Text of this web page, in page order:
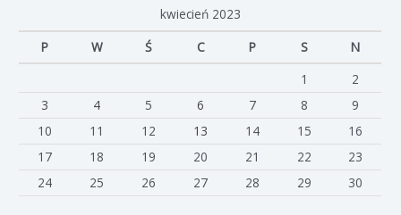
kwiecień 2023
P
W Ś C P S
N
1
2
3
4 5 6 7 8
9
10
11 12 13 14 15
16
17
18 19 20 21 22
23
24
25 26 27 28 29 30